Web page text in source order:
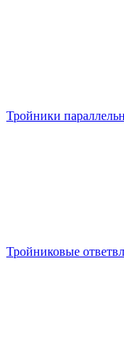
Тройники
Тройниковые